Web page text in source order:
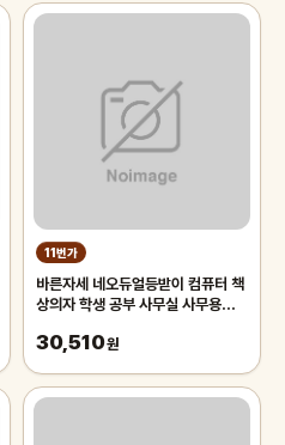
11번가
바른자세 네오듀얼등받이 컴퓨터 책
상의자 학생 공부 사무실 사무용의자
30,510원